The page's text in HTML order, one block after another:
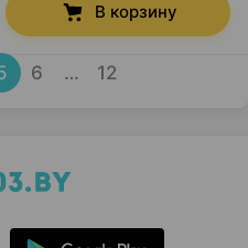
В корзину
6 … 12